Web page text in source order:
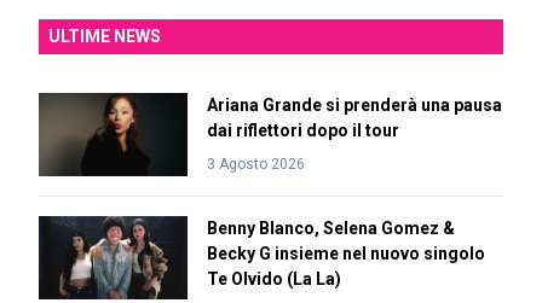
ULTIME NEWS
Ariana Grande si prenderà una pausa
dai riflettori dopo il tour
3 Agosto 2026
Benny Blanco, Selena Gomez &
Becky G insieme nel nuovo singolo
Te Olvido (La La)